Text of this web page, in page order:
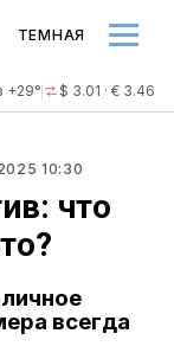
+29° $ 3.01 · € 3.46
ТЕМНАЯ
10:30
что
всегда